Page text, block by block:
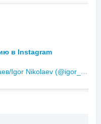
в Instagram
П
убликация от Игорь Николаев/Igor Nikolaev (@igor_nikolaev_music)